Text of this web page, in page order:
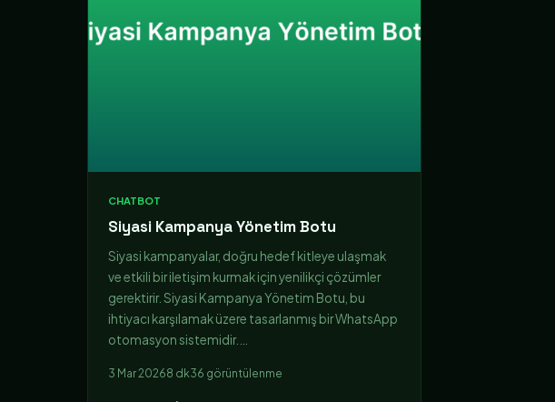
CHATBOT
Siyasi Kampanya Yönetim Botu
Siyasi kampanyalar, doğru hedef kitleye ulaşmak
ve etkili bir iletişim kurmak için yenilikçi çözümler
gerektirir. Siyasi Kampanya Yönetim Botu, bu
ihtiyacı karşılamak üzere tasarlanmış bir WhatsApp
otomasyon sistemidir.…
3 Mar 20268 dk36 görüntülenme